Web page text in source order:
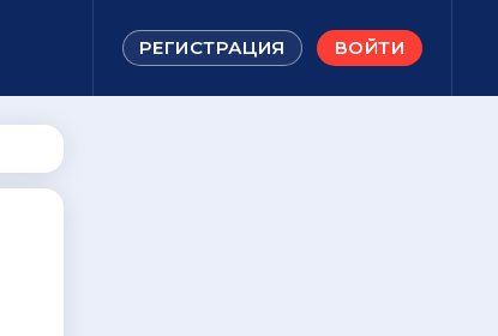
РЕГИСТРАЦИЯ ВОЙТИ